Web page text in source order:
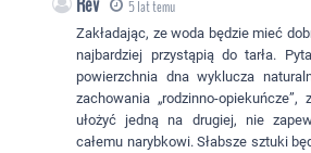
5 lat temu
Zakładając, ze woda będzie mieć
najbardziej przystąpią do tarła.
powierzchnia dna wyklucza
zachowania „rodzinno-
ułożyć jedną na drugiej, nie
całemu narybkowi. Słabsze sztuki